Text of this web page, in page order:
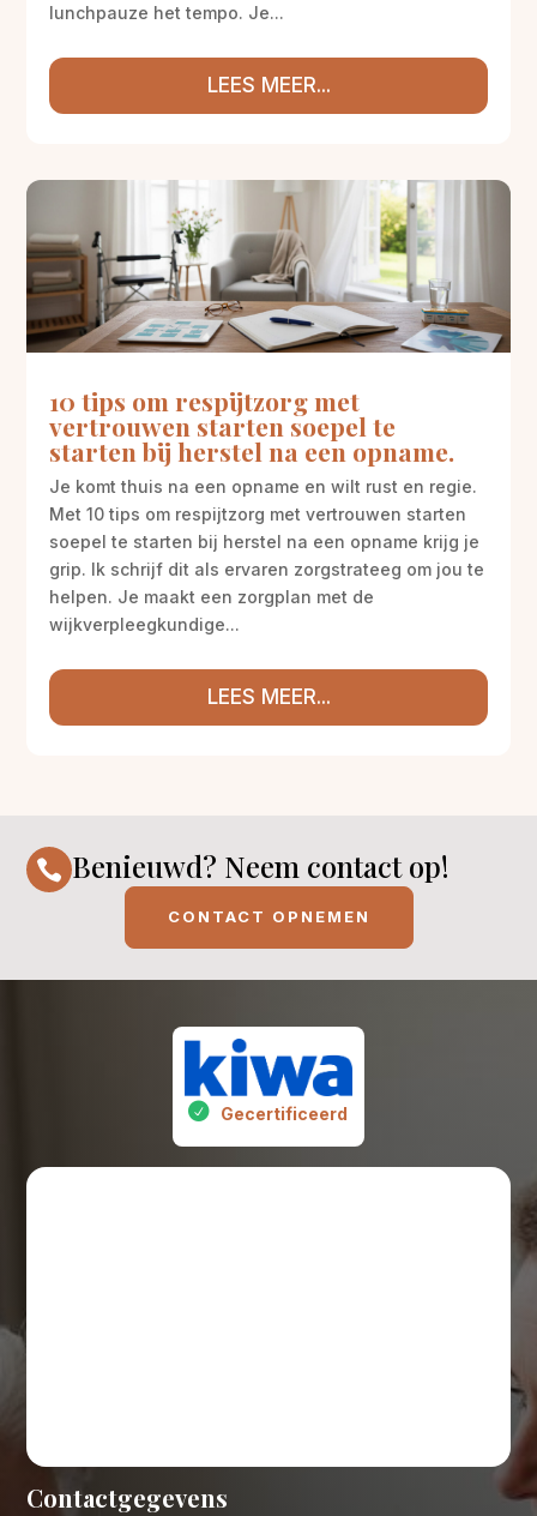
lunchpauze het tempo. Je...
LEES MEER...
10 tips om respijtzorg met
vertrouwen starten soepel te
starten bij herstel na een opname.
Je komt thuis na een opname en wilt rust en regie.
Met 10 tips om respijtzorg met vertrouwen starten
soepel te starten bij herstel na een opname krijg je
grip. Ik schrijf dit als ervaren zorgstrateeg om jou te
helpen. Je maakt een zorgplan met de
wijkverpleegkundige...
LEES MEER...
 Benieuwd? Neem contact op!
CONTACT OPNEMEN
Gecertificeerd
Contactgegevens